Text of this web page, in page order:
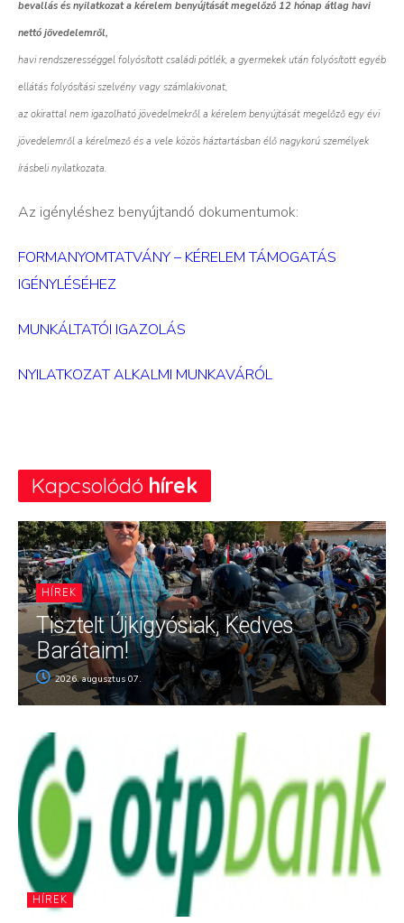
bevallás és nyilatkozat a kérelem benyújtását megelőző 12 hónap átlag havi
nettó jövedelemről,
havi rendszerességgel folyósított családi pótlék, a gyermekek után folyósított egyéb
ellátás folyósítási szelvény vagy számlakivonat,
az okirattal nem igazolható jövedelmekről a kérelem benyújtását megelőző egy évi
jövedelemről a kérelmező és a vele közös háztartásban élő nagykorú személyek
írásbeli nyilatkozata.
Az igényléshez benyújtandó dokumentumok:
FORMANYOMTATVÁNY – KÉRELEM TÁMOGATÁS
IGÉNYLÉSÉHEZ
MUNKÁLTATÓI IGAZOLÁS
NYILATKOZAT ALKALMI MUNKAVÁRÓL
Kapcsolódó hírek
HÍREK
Tisztelt Újkígyósiak, Kedves
Barátaim!
2026. augusztus 07.
HÍREK